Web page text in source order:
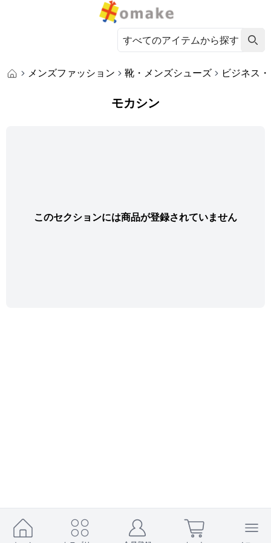
メンズファッション 靴・メンズシューズ ビジネス
モカシン
このセクションには商品が登録されていません